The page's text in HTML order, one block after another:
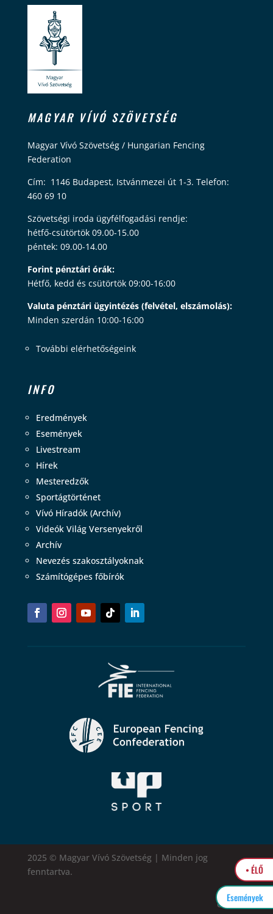
MAGYAR VÍVÓ SZÖVETSÉG
Magyar Vívó Szövetség / Hungarian Fencing
Federation
Cím: 1146 Budapest, Istvánmezei út 1-3. Telefon:
460 69 10
Szövetségi iroda ügyfélfogadási rendje:
hétfő-csütörtök 09.00-15.00
péntek: 09.00-14.00
Forint pénztári órák:
Hétfő, kedd és csütörtök 09:00-16:00
Valuta pénztári ügyintézés (felvétel, elszámolás):
Minden szerdán 10:00-16:00
További elérhetőségeink
INFO
Eredmények
Események
Livestream
Hírek
Mesteredzők
Sportágtörténet
Vívó Híradók (Archív)
Videók Világ Versenyekről
Archív
Nevezés szakosztályoknak
Számítógépes főbírók
2025 © Magyar Vívó Szövetség | Minden jog
fenntartva.
easytel
• ÉLŐ
Események